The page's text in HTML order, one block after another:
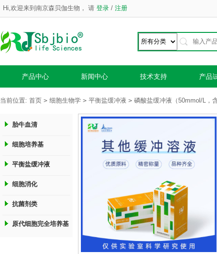
Hi,欢迎来到南京森贝伽生物， 请 登录 / 注册
产品中心 新闻中心 技术支持 产品
当前位置: 首页 > 细胞生物学 > 平衡盐缓冲液 > 磷酸盐缓冲液（50mmol/L，
胎牛血清
细胞培养基
平衡盐缓冲液
细胞消化
抗菌剂类
原代细胞完全培养基